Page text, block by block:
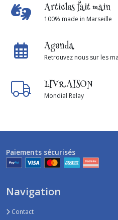
Articles fait main
100% made in Marseille
Agenda
Retrouvez nous sur les
LIVRAISON
Mondial Relay
Paiements sécurisés
Navigation
Contact